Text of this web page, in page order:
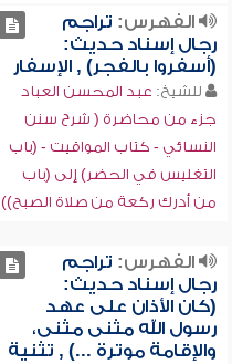
الفهرس: تراجم
رجال إسناد حديث:
(أسفروا بالفجر) , الإسفار
للشيخ: عبد المحسن العباد
جزء من محاضرة ( شرح سنن
النسائي - كتاب المواقيت - (باب
التغليس في الحضر) إلى (باب
من أدرك ركعة من صلاة الصبح))
الفهرس: تراجم
رجال إسناد حديث:
(كان الأذان على عهد
رسول الله مثنى مثنى،
والإقامة موترة ...) , تثنية